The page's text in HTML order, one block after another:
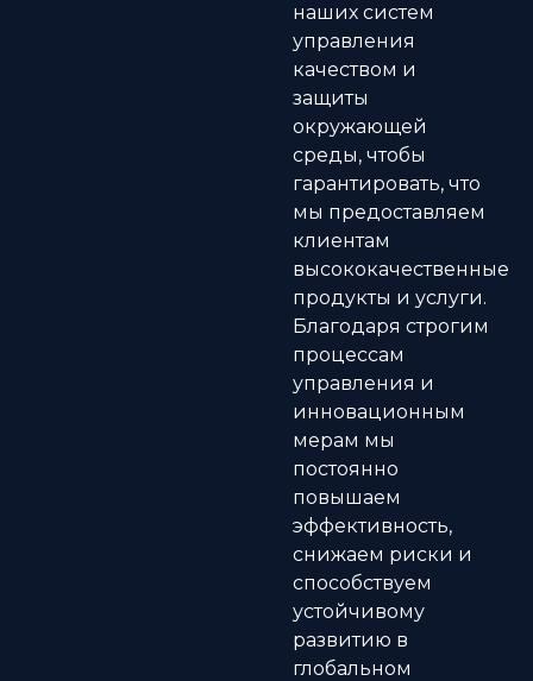
наших систем
управления
качеством и
защиты
окружающей
среды, чтобы
гарантировать, что
мы предоставляем
клиентам
высококачественные
продукты и услуги.
Благодаря строгим
процессам
управления и
инновационным
мерам мы
постоянно
повышаем
эффективность,
снижаем риски и
способствуем
устойчивому
развитию в
глобальном